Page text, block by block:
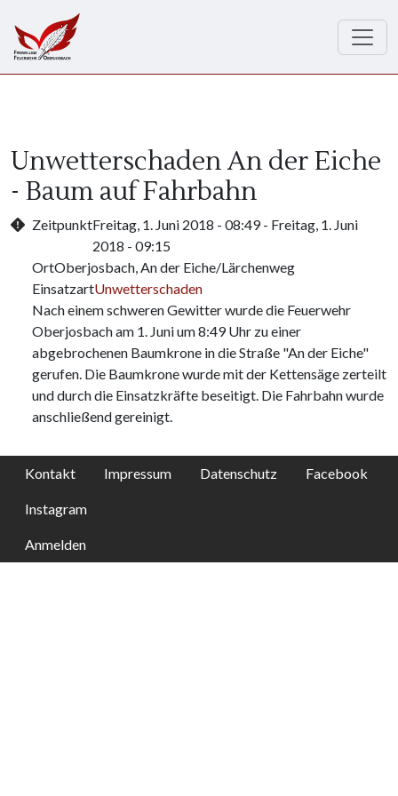
Unwetterschaden An der Eiche
- Baum auf Fahrbahn
ZeitpunktFreitag, 1. Juni 2018 - 08:49- Freitag, 1. Juni
2018 - 09:15
OrtOberjosbach, An der Eiche/Lärchenweg
EinsatzartUnwetterschaden
Nach einem schweren Gewitter wurde die Feuerwehr
Oberjosbach am 1. Juni um 8:49 Uhr zu einer
abgebrochenen Baumkrone in die Straße "An der Eiche"
gerufen. Die Baumkrone wurde mit der Kettensäge zerteilt
und durch die Einsatzkräfte beseitigt. Die Fahrbahn wurde
anschließend gereinigt.
Kontakt Impressum Datenschutz Facebook
Instagram
Anmelden